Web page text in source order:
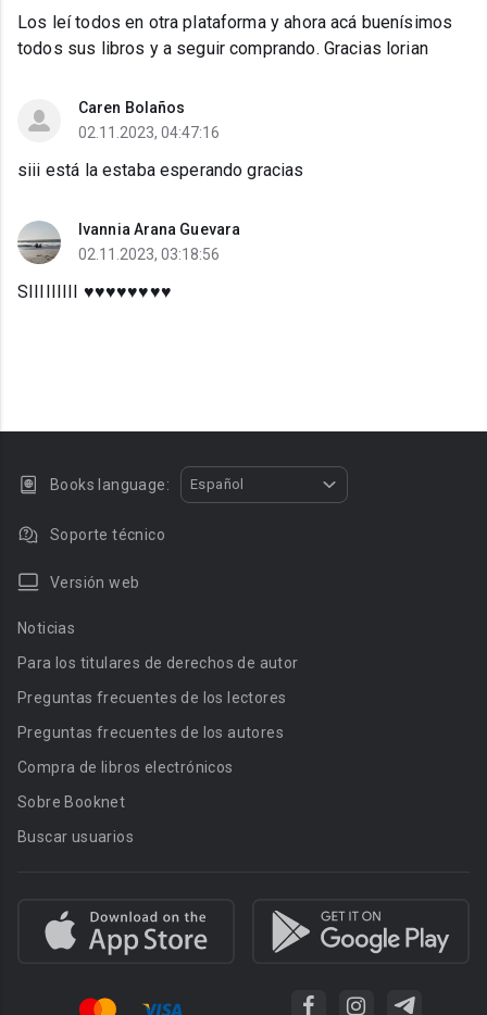
Los leí todos en otra plataforma y ahora acá buenísimos
todos sus libros y a seguir comprando. Gracias lorian
Caren Bolaños
02.11.2023, 04:47:16
siii está la estaba esperando gracias
Ivannia Arana Guevara
02.11.2023, 03:18:56
SIIIIIIIII ♥️♥️♥️♥️♥️♥️♥️♥️
Books language: Español
Soporte técnico
Versión web
Noticias
Para los titulares de derechos de autor
Preguntas frecuentes de los lectores
Preguntas frecuentes de los autores
Compra de libros electrónicos
Sobre Booknet
Buscar usuarios